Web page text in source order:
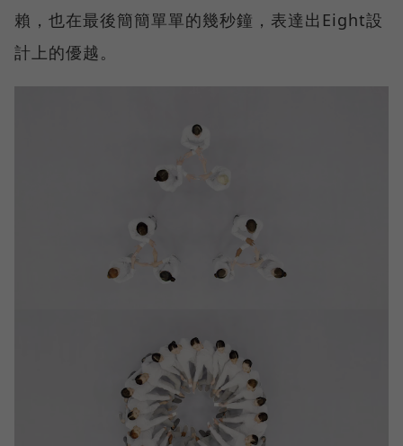
賴，也在最後簡簡單單的幾秒鐘，表達出Eight設
計上的優越。